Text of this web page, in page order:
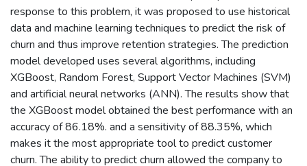
response to this problem, it was proposed to use historical
data and machine learning techniques to predict the risk of
churn and thus improve retention strategies. The prediction
model developed uses several algorithms, including
XGBoost, Random Forest, Support Vector Machines (SVM)
and artificial neural networks (ANN). The results show that
the XGBoost model obtained the best performance with an
accuracy of 86.18%. and a sensitivity of 88.35%, which
makes it the most appropriate tool to predict customer
churn. The ability to predict churn allowed the company to